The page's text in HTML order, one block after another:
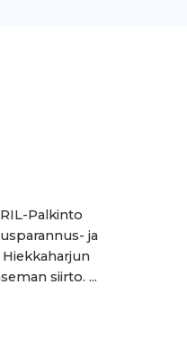
Palkinto
ja
Hiekkaharjun
siirto. ...